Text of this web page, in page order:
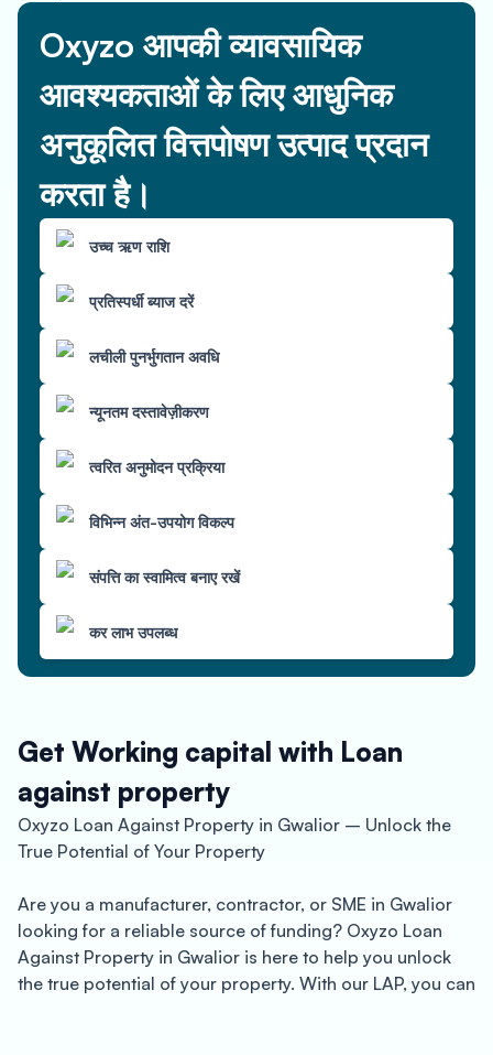
Oxyzo आपकी व्यावसायिक
आवश्यकताओं के लिए आधुनिक
अनुकूलित वित्तपोषण उत्पाद प्रदान
करता है।
उच्च ऋण राशि
प्रतिस्पर्धी ब्याज दरें
लचीली पुनर्भुगतान अवधि
न्यूनतम दस्तावेज़ीकरण
त्वरित अनुमोदन प्रक्रिया
विभिन्न अंत-उपयोग विकल्प
संपत्ति का स्वामित्व बनाए रखें
कर लाभ उपलब्ध
Get Working capital with Loan
against property
Oxyzo Loan Against Property in Gwalior – Unlock the
True Potential of Your Property
Are you a manufacturer, contractor, or SME in Gwalior
looking for a reliable source of funding? Oxyzo Loan
Against Property in Gwalior is here to help you unlock
the true potential of your property. With our LAP, you can